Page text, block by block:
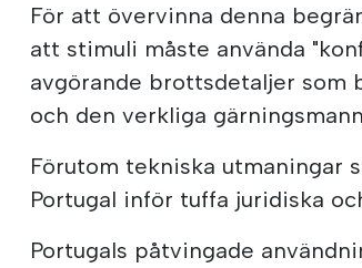
För att övervinna denna
att stimuli måste använda
avgörande brottsdetaljer som
och den verkliga
Förutom tekniska utmaningar
Portugal inför tuffa juridiska
Portugals påtvingade